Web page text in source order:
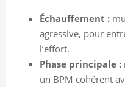
Échauffement :
agressive, pour
l’effort.
Phase principale :
un BPM cohérent